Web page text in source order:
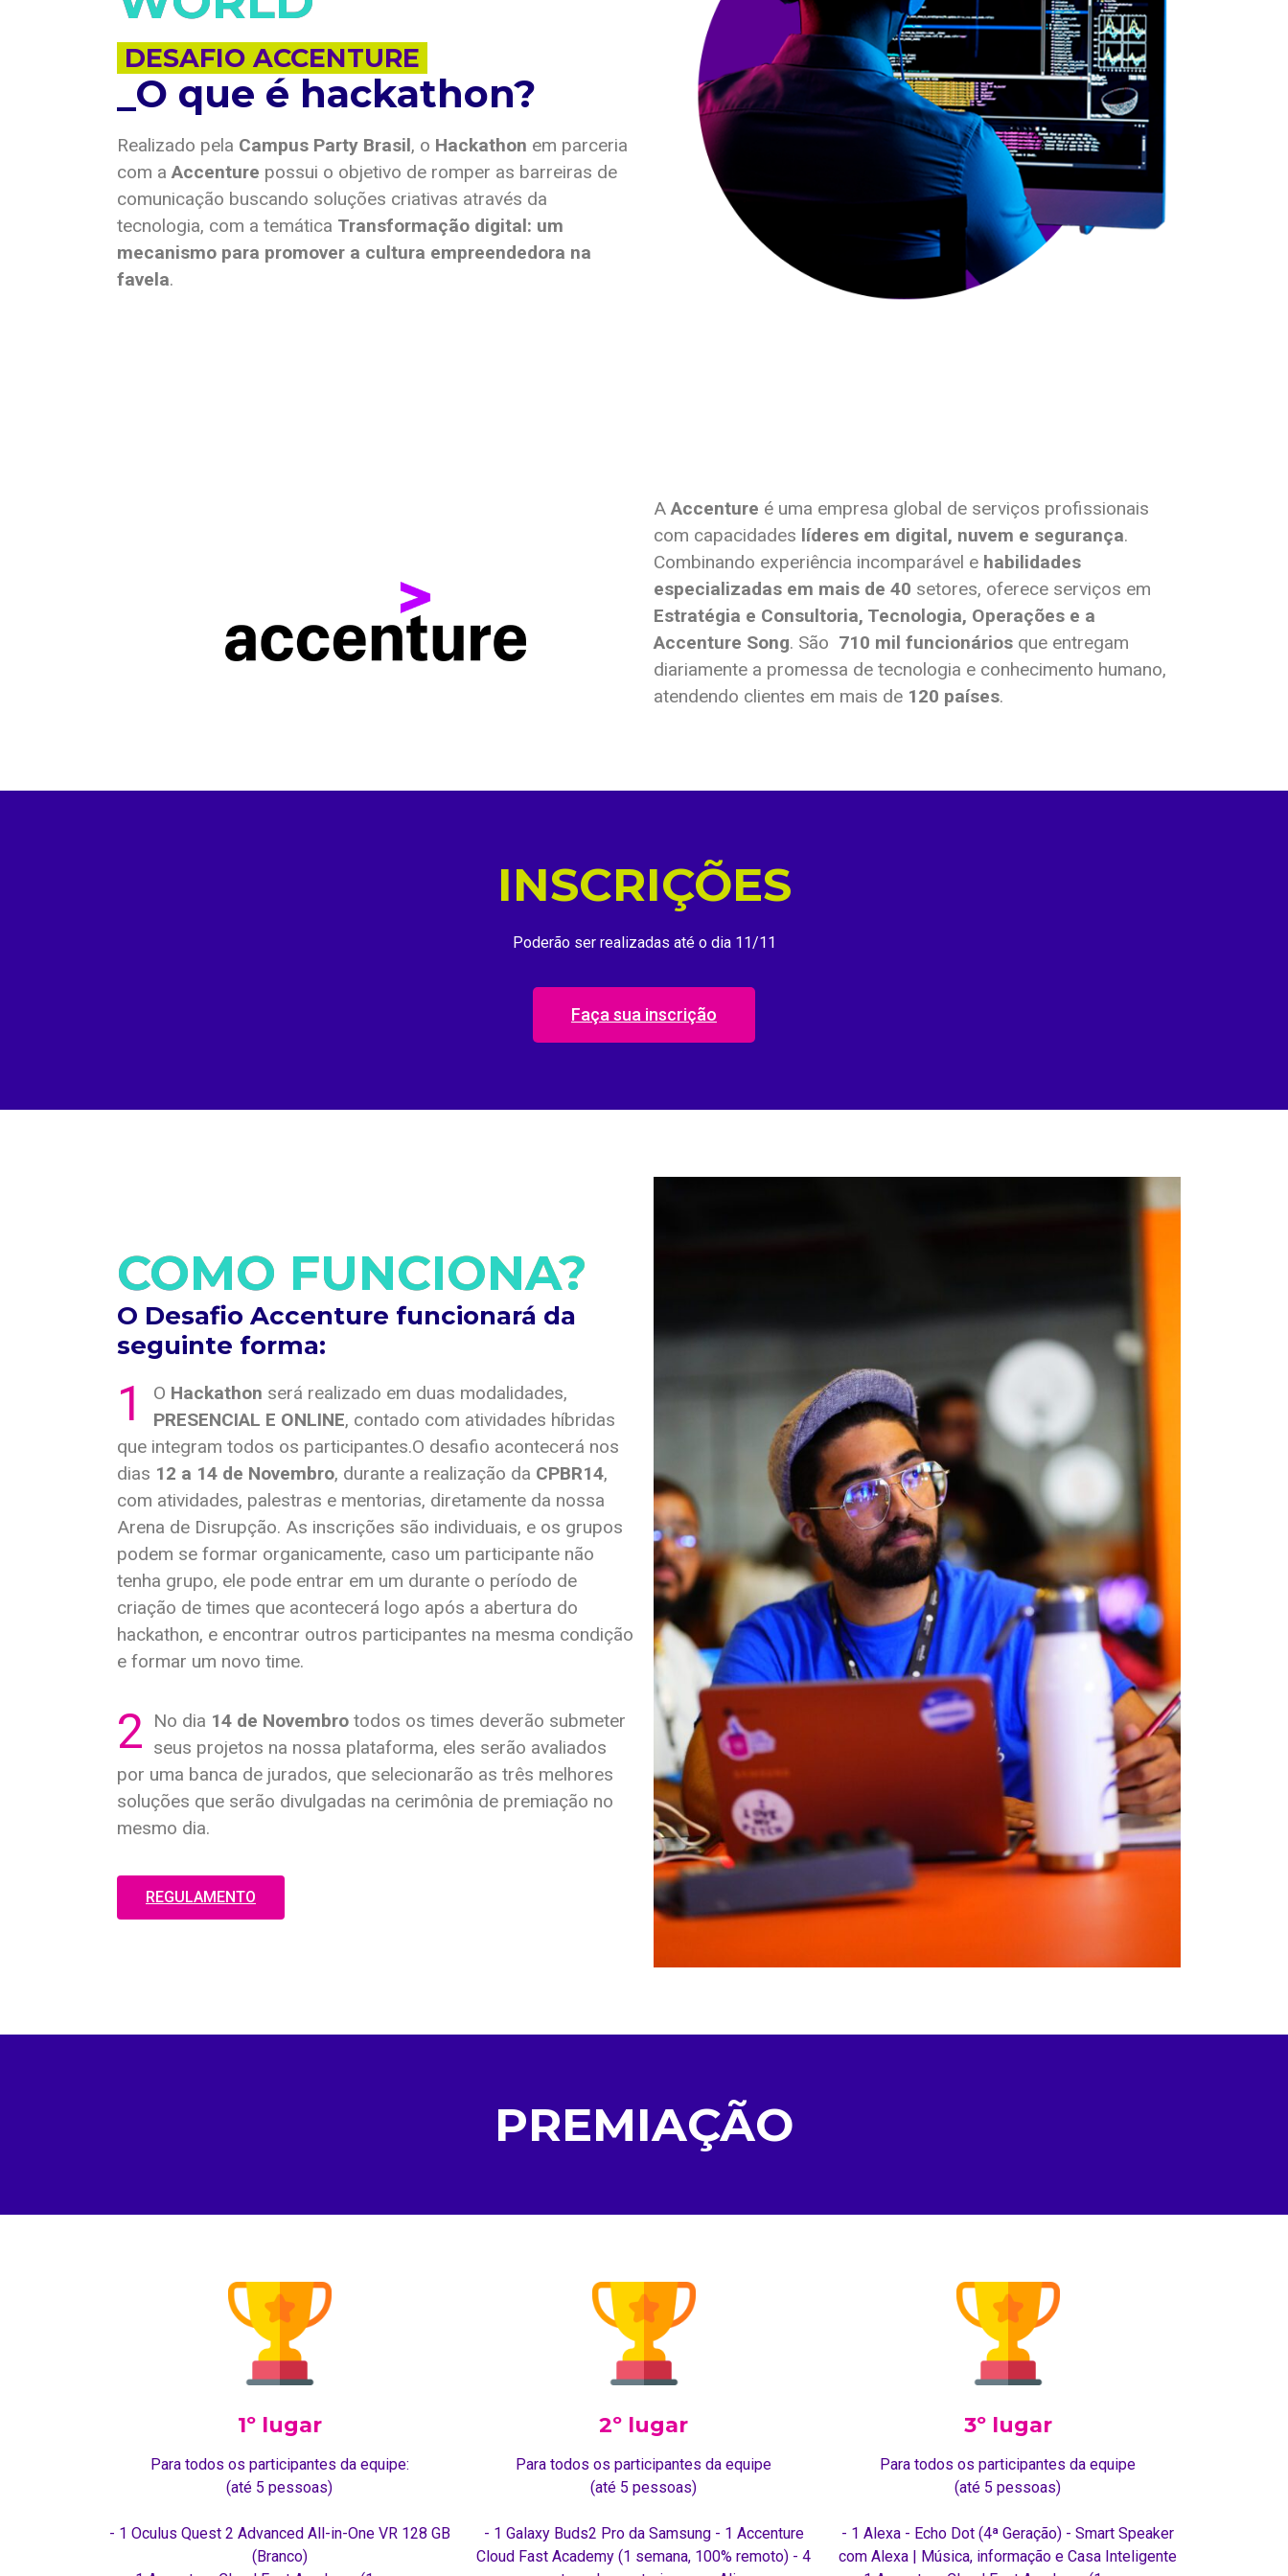
DESAFIO ACCENTURE
_O que é hackathon?
Realizado pela Campus Party Brasil, o Hackathon em parceria
com aAccenture possui o objetivo de romper as barreiras de
comunicação buscando soluções criativas através da
tecnologia, com a temática Transformação digital: um
mecanismo para promover a cultura empreendedora na
favela.
AAccenture é uma empresa global de serviços profissionais
com capacidades líderes em digital, nuvem e segurança.
Combinando experiência incomparável e habilidades
especializadas em mais de 40 setores, oferece serviços em
Estratégia e Consultoria, Tecnologia, Operações e a
Accenture Song. São 710 mil funcionários que entregam
diariamente a promessa de tecnologia e conhecimento humano,
atendendo clientes em mais de 120 países.
INSCRIÇÕES
Poderão ser realizadas até o dia 11/11
Faça sua inscrição
COMO FUNCIONA?
O Desafio Accenture funcionará da
seguinte forma:
1 O Hackathon será realizado em duas modalidades,
PRESENCIAL E ONLINE, contado com atividades híbridas
que integram todos os participantes.O desafio acontecerá nos
dias 12 a 14 de Novembro, durante a realização da CPBR14,
com atividades, palestras e mentorias, diretamente da nossa
Arena de Disrupção. As inscrições são individuais, e os grupos
podem se formar organicamente, caso um participante não
tenha grupo, ele pode entrar em um durante o período de
criação de times que acontecerá logo após a abertura do
hackathon, e encontrar outros participantes na mesma condição
e formar um novo time.
2 No dia 14 de Novembro todos os times deverão submeter
seus projetos na nossa plataforma, eles serão avaliados
por uma banca de jurados, que selecionarão as três melhores
soluções que serão divulgadas na cerimônia de premiação no
mesmo dia.
REGULAMENTO
PREMIAÇÃO
1º lugar
Para todos os participantes da equipe:
(até 5 pessoas)
- 1 Oculus Quest 2 Advanced All-in-One VR 128 GB
(Branco)
2º lugar
Para todos os participantes da equipe
(até 5 pessoas)
- 1 Galaxy Buds2 Pro da Samsung - 1 Accenture
Cloud Fast Academy (1 semana, 100% remoto) - 4
3º lugar
Para todos os participantes da equipe
(até 5 pessoas)
- 1 Alexa - Echo Dot (4ª Geração) - Smart Speaker
com Alexa | Música, informação e Casa Inteligente